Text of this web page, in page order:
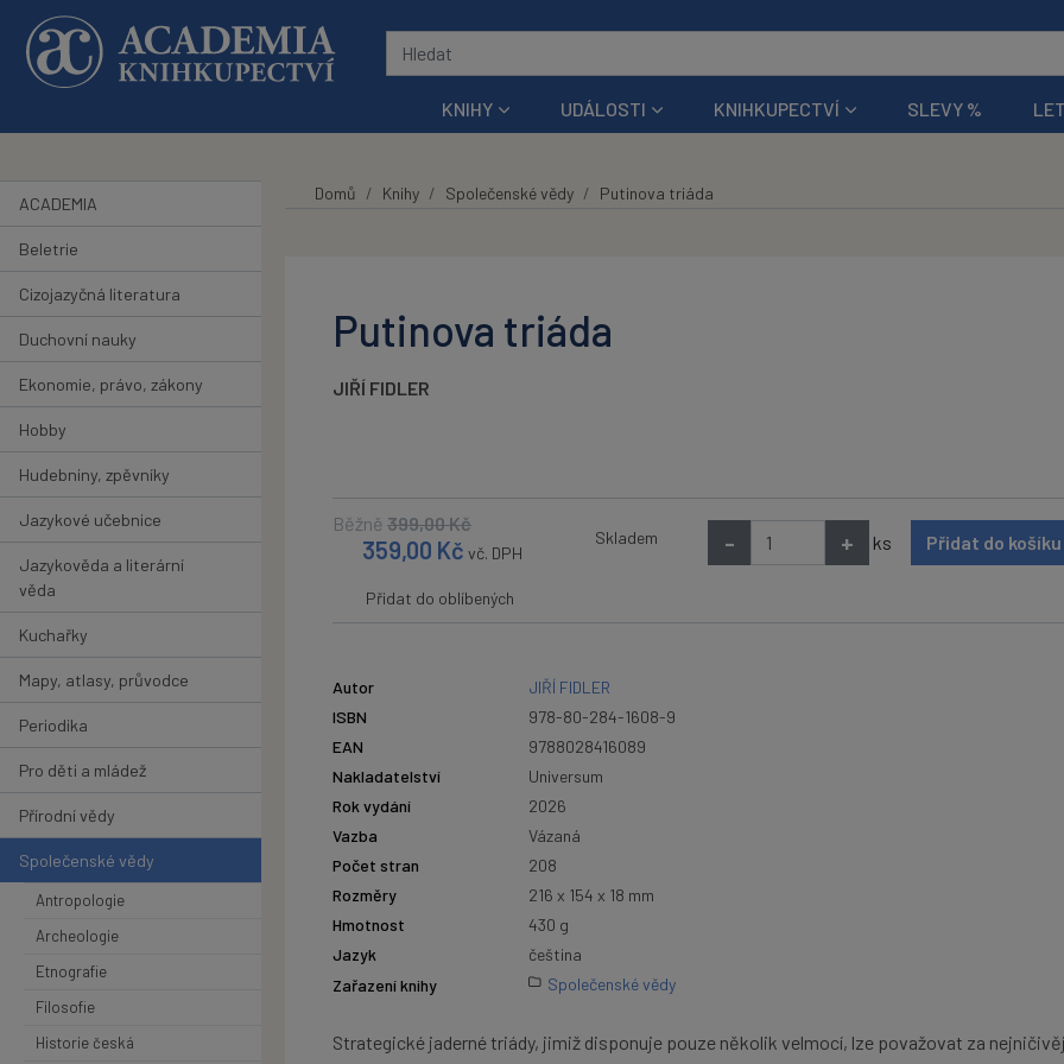
Přeskočit na hlavní obsah
KNIHY UDÁLOSTI KNIHKUPECTVÍ SLEVY %
ACADEMIA
Beletrie
Cizojazyčná literatura
Duchovní nauky
Ekonomie, právo, zákony
Hobby
Hudebniny, zpěvníky
Jazykové učebnice
Jazykověda a literární
věda
Kuchařky
Mapy, atlasy, průvodce
Periodika
Pro děti a mládež
Přírodní vědy
Společenské vědy
Antropologie
Archeologie
Etnografie
Filosofie
Historie česká
Domů Knihy Společenské vědy Putinova triáda
Putinova triáda
JIŘÍ FIDLER
Běžně 399,00Kč
359,00 Kč vč. DPH
Skladem - + ks Přidat do košíku
Přidat do oblíbených
Autor
JIŘÍ FIDLER
ISBN
978-80-284-1608-9
EAN
9788028416089
Nakladatelství
Universum
Rok vydání
2026
Vazba
Vázaná
Počet stran
208
Rozměry
216 x 154 x 18 mm
Hmotnost
430 g
Jazyk
čeština
Zařazení knihy
Společenské vědy
Strategické jaderné triády, jimiž disponuje pouze několik velmocí, lze považovat za